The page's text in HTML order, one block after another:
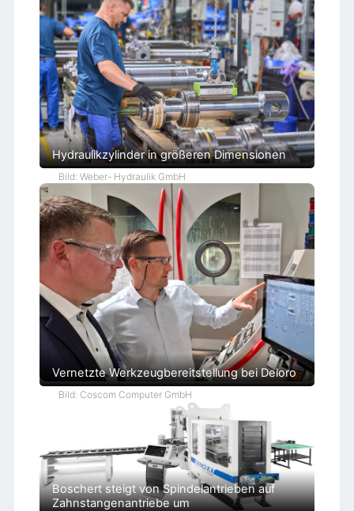
Hydraulikzylinder in größeren Dimensionen
Bild: Weber- Hydraulik GmbH
Vernetzte Werkzeugbereitstellung bei Deloro
Bild: Coscom Computer GmbH
Boschert steigt von Spindelantrieben auf
Zahnstangenantriebe um